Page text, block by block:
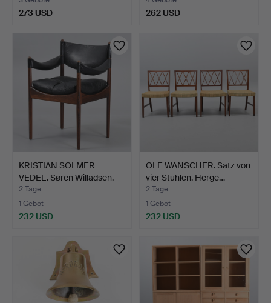
273 USD 262 USD
KRISTIAN SOLMER
VEDEL. Søren Willadsen.
Ar…
2 Tage
1 Gebot
232 USD
OLE WANSCHER. Satz von
vier Stühlen. Herge…
2 Tage
1 Gebot
232 USD